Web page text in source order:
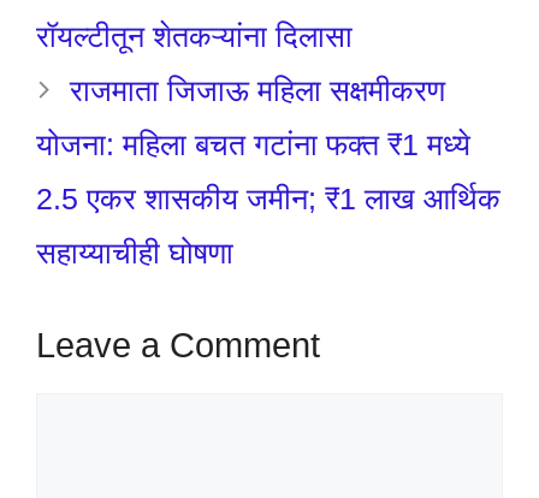
रॉयल्टीतून शेतकऱ्यांना दिलासा
राजमाता जिजाऊ महिला सक्षमीकरण
योजना: महिला बचत गटांना फक्त ₹1 मध्ये
2.5 एकर शासकीय जमीन; ₹1 लाख आर्थिक
सहाय्याचीही घोषणा
Leave a Comment